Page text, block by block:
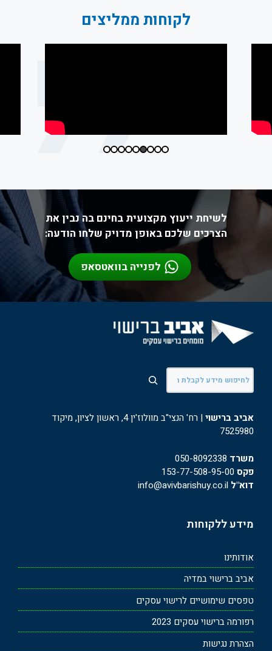
לקוחות ממליצים
לשיחת ייעוץ מקצועית בחינם בה נבין את
הצרכים שלכם באופן מדויק שלחו הודעה:
לפנייה בוואטסאפ
חיפוש
אביב ברישוי
| רח' הנצי"ב מוולוז'ין 4, ראשון לציון, מיקוד
7525980
משרד 050-8092338
פקס
דוא"ל
מידע ללקוחות
אודותינו
אביב ברישוי במדיה
טפסים שימושיים לרישוי עסקים
רפורמה ברישוי עסקים 2023
הצהרת נגישות